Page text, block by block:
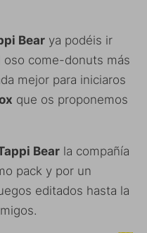
Bear ya podéis ir
oso come-donuts más
mejor para iniciaros
que os proponemos
Bear la compañía
pack y por un
editados hasta la